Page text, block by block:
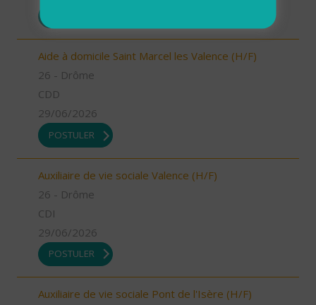
Aide à domicile Saint Marcel les Valence (H/F)
26 - Drôme
CDD
29/06/2026
POSTULER
Auxiliaire de vie sociale Valence (H/F)
26 - Drôme
CDI
29/06/2026
POSTULER
Auxiliaire de vie sociale Pont de l'Isère (H/F)